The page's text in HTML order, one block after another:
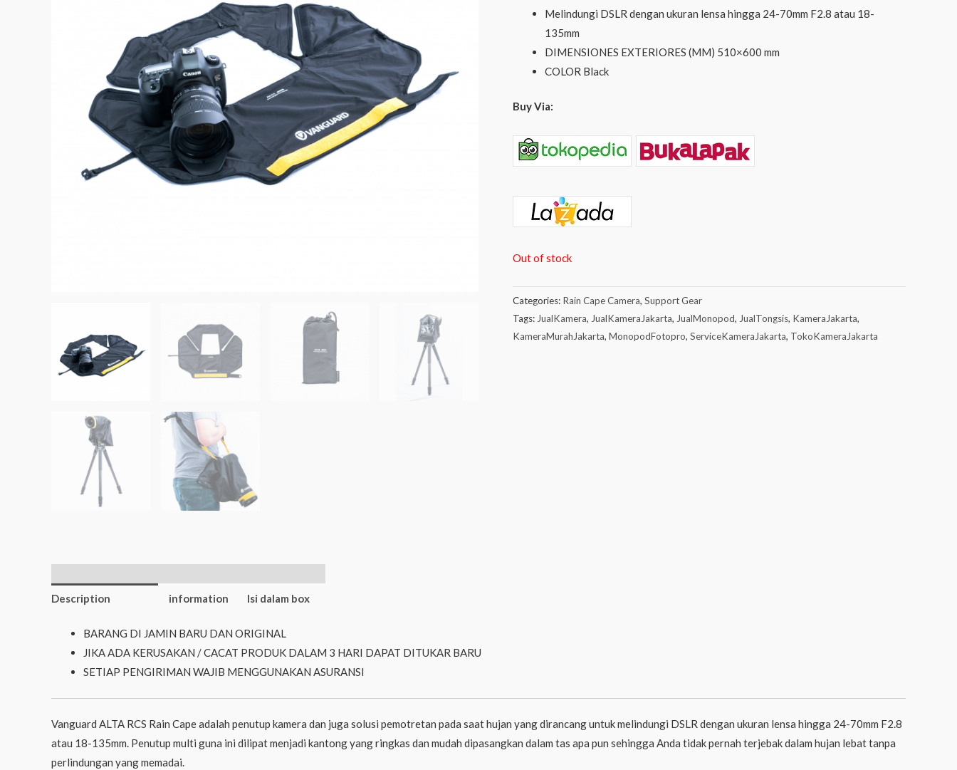
Melindungi DSLR dengan ukuran lensa hingga 24-70mm F2.8 atau 18-
135mm
DIMENSIONES EXTERIORES (MM) 510×600 mm
COLOR Black
Buy Via:
Out of stock
Categories: Rain Cape Camera, Support Gear
Tags: JualKamera, JualKameraJakarta, JualMonopod, JualTongsis, KameraJakarta,
KameraMurahJakarta, MonopodFotopro, ServiceKameraJakarta, TokoKameraJakarta
Description
information
Isi dalam box
BARANG DI JAMIN BARU DAN ORIGINAL
JIKA ADA KERUSAKAN / CACAT PRODUK DALAM 3 HARI DAPAT DITUKAR BARU
SETIAP PENGIRIMAN WAJIB MENGGUNAKAN ASURANSI
Vanguard ALTA RCS Rain Cape adalah penutup kamera dan juga solusi pemotretan pada saat hujan yang dirancang untuk melindungi DSLR dengan ukuran lensa hingga 24-70mm F2.8
atau 18-135mm. Penutup multi guna ini dilipat menjadi kantong yang ringkas dan mudah dipasangkan dalam tas apa pun sehingga Anda tidak pernah terjebak dalam hujan lebat tanpa
perlindungan yang memadai.